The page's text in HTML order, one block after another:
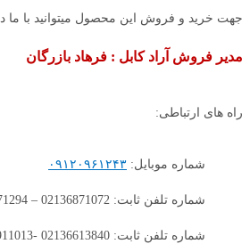
جهت خرید و فروش این محصول میتوانید با ما
مدیر فروش آراد کابل : فرهاد بازرگان
راه های ارتباطی:
شماره موبایل: ۰۹۱۲۰۹۶۱۲۴۳
شماره تلفن ثابت: 02136871072 – 02136871294
شماره تلفن ثابت: 02136613840 -02133911013